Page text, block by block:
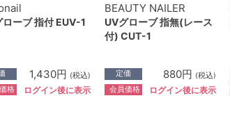
ローブ 指付 EUV-1
1,430円 (税込)
格 ログイン後に表示
BEAUTY NAILER
UVグローブ 指無(レース
付) CUT-1
定価 880円 (税込)
会員価格 ログイン後に表示